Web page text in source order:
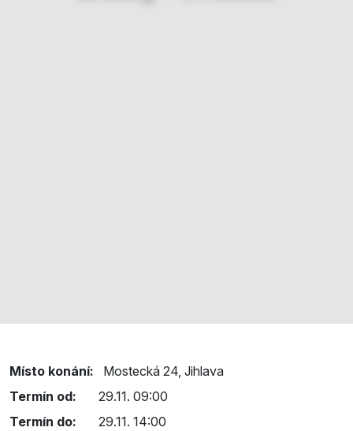
Místo konání:
Mostecká 24, Jihlava
Termín od:
29.11. 09:00
Termín do:
29.11. 14:00